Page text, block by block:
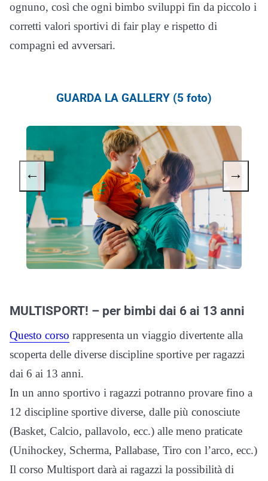
ognuno, così che ogni bimbo sviluppi fin da piccolo i
corretti valori sportivi di fair play e rispetto di
compagni ed avversari.
GUARDA LA GALLERY (5 foto)
← →
MULTISPORT! – per bimbi dai 6 ai 13 anni
Questo corso rappresenta un viaggio divertente alla
scoperta delle diverse discipline sportive per ragazzi
dai 6 ai 13 anni.
In un anno sportivo i ragazzi potranno provare fino a
12 discipline sportive diverse, dalle più conosciute
(Basket, Calcio, pallavolo, ecc.) alle meno praticate
(Unihockey, Scherma, Pallabase, Tiro con l’arco, ecc.)
Il corso Multisport darà ai ragazzi la possibilità di